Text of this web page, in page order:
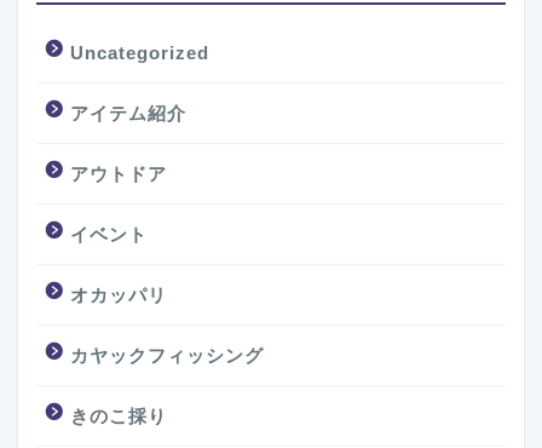
Uncategorized
アイテム紹介
アウトドア
イベント
オカッパリ
カヤックフィッシング
きのこ採り